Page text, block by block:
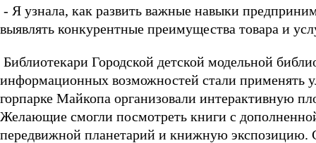
- Я узнала, как развить важные навыки
выявлять конкурентные преимущества товара и
Библиотекари Городской детской модельной
информационных возможностей стали применять
горпарке Майкопа организовали интерактивную
Желающие смогли посмотреть книги с
передвижной планетарий и книжную экспозицию.